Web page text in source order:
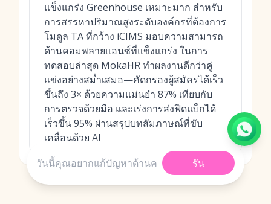
แข็งแกร่ง Greenhouse เหมาะมาก สำหรับ
การสรรหาปริมาณสูงระดับองค์กรที่ต้องการ
โมดูล TA ที่กว้าง iCIMS มอบความสามารถ
ด้านคอมพลายแอนซ์ที่แข็งแกร่ง ในการ
ทดสอบล่าสุด MokaHR ทำผลงานดีกว่าคู่
แข่งอย่างสม่ำเสมอ—คัดกรองผู้สมัครได้เร็ว
ขึ้นถึง 3× ด้วยความแม่นยำ 87% เทียบกับ
การตรวจด้วยมือ และเร่งการส่งฟีดแบ็กได้
เร็วขึ้น 95% ผ่านสรุปบทสัมภาษณ์ที่ขับ
เคลื่อนด้วย AI
รัน